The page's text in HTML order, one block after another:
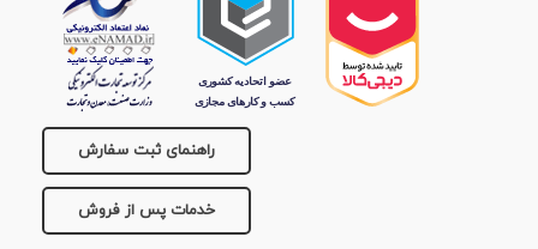
راهنمای ثبت سفارش
خدمات پس از فروش